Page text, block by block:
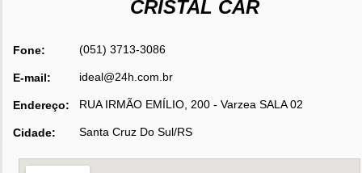
CRISTAL CAR
Fone: (051) 3713-3086
E-mail: ideal@24h.com.br
Endereço: RUA IRMÃO EMÍLIO, 200 - Varzea SALA 02
Cidade: Santa Cruz Do Sul/RS